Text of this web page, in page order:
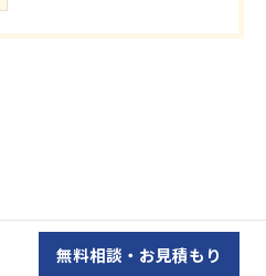
無料相談・お見積もり